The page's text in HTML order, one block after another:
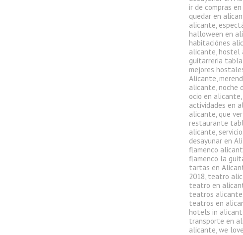
ir de compras
quedar en
alicante,
halloween en
habitaciónes
alicante, hostel
guitarreria
mejores
Alicante,
alicante, noche
ocio en alicante,
actividades en
alicante, que
restaurante
alicante,
desayunar en
flamenco
flamenco la
tartas en
2018, teatro
teatro en
teatros alicante
teatros en
hotels in
transporte en
alicante,we